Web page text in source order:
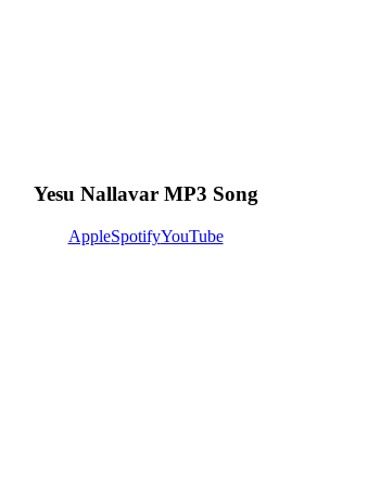
Yesu Nallavar MP3 Song
AppleSpotifyYouTube